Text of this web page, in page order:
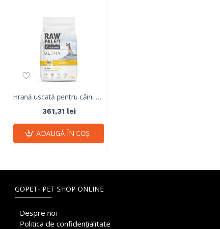
Hrană uscată pentru câini Raw Paleo Ultra Turkey Mini Adult 8kg
361,31 lei
ADAUGĂ ÎN COŞ
GOPET- PET SHOP ONLINE
Despre noi
Politica de confidențialitate